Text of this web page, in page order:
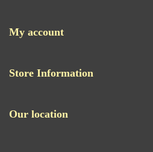
My account
Store Information
Our location